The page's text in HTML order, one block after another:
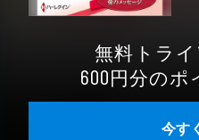
無料トラ
600円分のポ
今す